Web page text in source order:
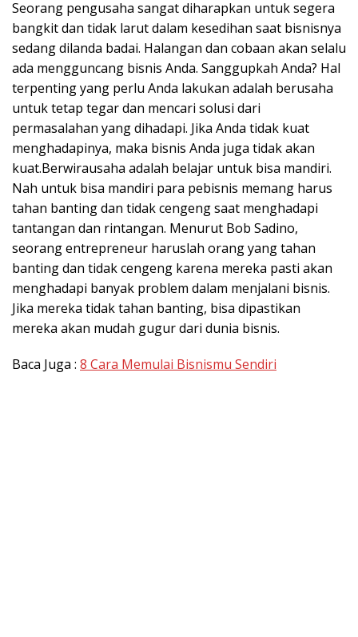
Seorang pengusaha sangat diharapkan untuk segera
bangkit dan tidak larut dalam kesedihan saat bisnisnya
sedang dilanda badai. Halangan dan cobaan akan selalu
ada mengguncang bisnis Anda. Sanggupkah Anda? Hal
terpenting yang perlu Anda lakukan adalah berusaha
untuk tetap tegar dan mencari solusi dari
permasalahan yang dihadapi. Jika Anda tidak kuat
menghadapinya, maka bisnis Anda juga tidak akan
kuat.Berwirausaha adalah belajar untuk bisa mandiri.
Nah untuk bisa mandiri para pebisnis memang harus
tahan banting dan tidak cengeng saat menghadapi
tantangan dan rintangan. Menurut Bob Sadino,
seorang entrepreneur haruslah orang yang tahan
banting dan tidak cengeng karena mereka pasti akan
menghadapi banyak problem dalam menjalani bisnis.
Jika mereka tidak tahan banting, bisa dipastikan
mereka akan mudah gugur dari dunia bisnis.
Baca Juga : 8 Cara Memulai Bisnismu Sendiri